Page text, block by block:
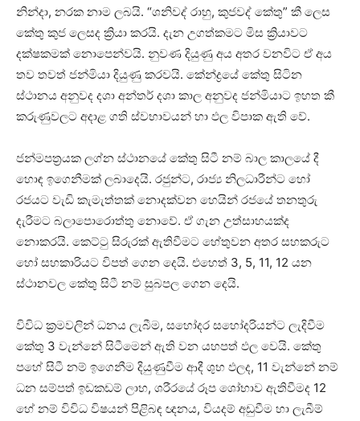
නින්දා, නරක නාම ලබයි. “ශනිවද් රාහු, කුජවද් කේතු” කී ලෙස
කේතු කුජ ලෙසද ක්‍රියා කරයි. දැන උගත්කමට මිස ක්‍රියාවට
දක්‌ෂකමක්‌ නොපෙන්වයි. නුවණ දියුණු අය අතර වනවිට ඒ අය
තව තවත් ජන්මියා දියුණු කරවයි. කේන්ද්‍රයේ කේතු සිටින
ස්‌ථානය අනුවද දශා අන්තර් දශා කාල අනුවද ජන්මියාට ඉහත කී
කරුණුවලට අදාළ ගති ස්‌වභාවයන් හා ඵල විපාක ඇති වේ.
ජන්මපත්‍රයක ලග්න ස්‌ථානයේ කේතු සිටී නම් බාල කාලයේ දී
හොඳ ඉගෙනීමක්‌ ලබාදෙයි. රජුන්ට, රාජ්‍ය නිලධාරීන්ට හෝ
රජයට වැඩි කැමැත්තක්‌ නොදක්‌වන හෙයින් රජයේ තනතුරු
දැරීමට බලාපොරොත්තු නොවේ. ඒ ගැන උත්සාහයක්‌ද
නොකරයි. කෙට්‌ටු සිරුරක්‌ ඇතිවීමට හේතුවන අතර සහකරුට
හෝ සහකාරියට විපත් ගෙන දෙයි. එහෙත් 3, 5, 11, 12 යන
ස්‌ථානවල කේතු සිටී නම් සුබපල ගෙන දෙයි.
විවිධ ක්‍රමවලින් ධනය ලැබීම, සහෝදර සහෝදරියන්ට ලැදිවීම
කේතු 3 වැන්නේ සිටීමෙන් ඇති වන යහපත් ඵල වෙයි. කේතු
පහේ සිටී නම් ඉගෙනීම දියුණුවීම ආදී ශුභ ඵලද, 11 වැන්නේ නම්
ධන සම්පත් ඉඩකඩම් ලාභ, ශරීරයේ රූප ශෝභාව ඇතිවීමද 12
හේ නම් විවිධ විෂයන් පිළිබඳ ඥනය, වියදම් අඩුවීම හා ලැබීම්